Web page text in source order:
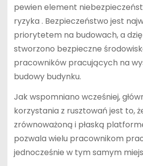
pewien element
ryzyka . Bezpieczeństwo jest
priorytetem na budowach, a
stworzono bezpieczne
pracowników pracujących na
budowy budynku.
Jak wspomniano wcześniej,
korzystania z rusztowań jest to,
zrównoważoną i płaską
pozwala wielu pracownikom
jednocześnie w tym samym